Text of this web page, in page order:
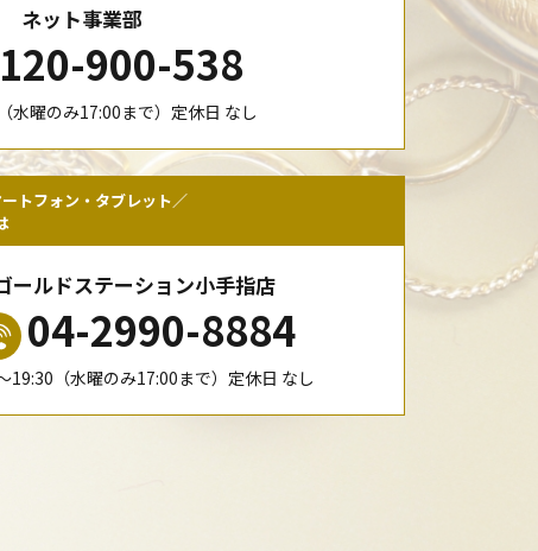
ネット事業部
900-538
水曜のみ17:00まで）定休日 なし
トフォン・タブレット／
ールドステーション小手指店
04-2990-8884
19:30（水曜のみ17:00まで）定休日 なし